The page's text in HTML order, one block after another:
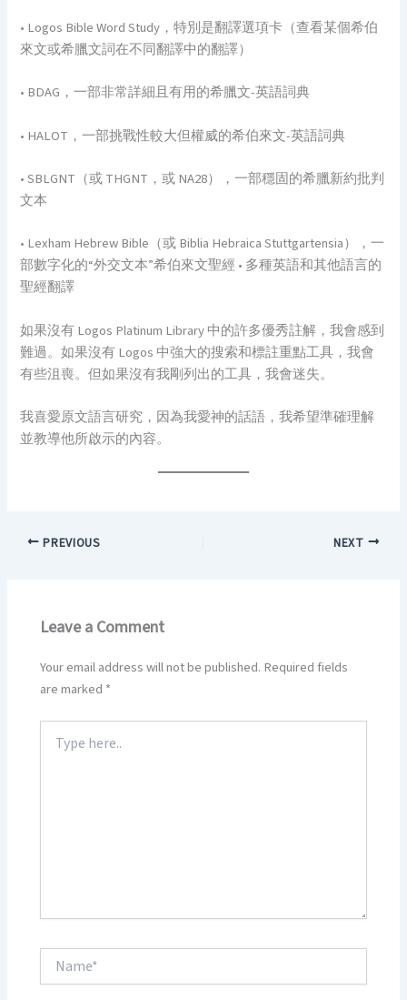
• Logos Bible Word Study，特別是翻譯選項卡（查看某個希伯
來文或希臘文詞在不同翻譯中的翻譯）
• BDAG，一部非常詳細且有用的希臘文-英語詞典
• HALOT，一部挑戰性較大但權威的希伯來文-英語詞典
• SBLGNT（或 THGNT，或 NA28），一部穩固的希臘新約批判
文本
• Lexham Hebrew Bible（或 Biblia Hebraica Stuttgartensia），一
部數字化的“外交文本”希伯來文聖經 • 多種英語和其他語言的
聖經翻譯
如果沒有 Logos Platinum Library 中的許多優秀註解，我會感到
難過。如果沒有 Logos 中強大的搜索和標註重點工具，我會
有些沮喪。但如果沒有我剛列出的工具，我會迷失。
我喜愛原文語言研究，因為我愛神的話語，我希望準確理解
並教導他所啟示的內容。
PREVIOUS NEXT
Leave a Comment
Your email address will not be published. Required fields
are marked *
here..